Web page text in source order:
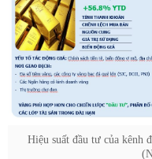
Hiệu suất đầu tư của kênh